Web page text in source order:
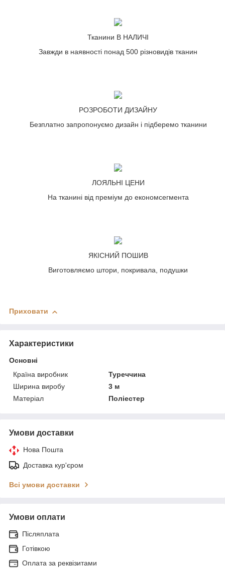
Тканини В НАЛИЧІ
Завжди в наявності понад 500 різновидів тканин
РОЗРОБОТИ ДИЗАЙНУ
Безплатно запропонуємо дизайн і підберемо тканини
ЛОЯЛЬНІ ЦЕНИ
На тканині від преміум до економсегмента
ЯКІСНИЙ ПОШИВ
Виготовляємо штори, покривала, подушки
Приховати
Характеристики
Основні
Країна виробник
Туреччина
Ширина виробу
3 м
Матеріал
Поліестер
Умови доставки
Нова Пошта
Доставка кур'єром
Всі умови доставки
Умови оплати
Післяплата
Готівкою
Оплата за реквізитами